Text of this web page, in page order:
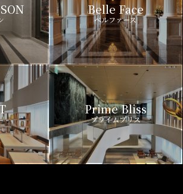
Belle Face
ベルファース
Prime Bliss
プライムブリス